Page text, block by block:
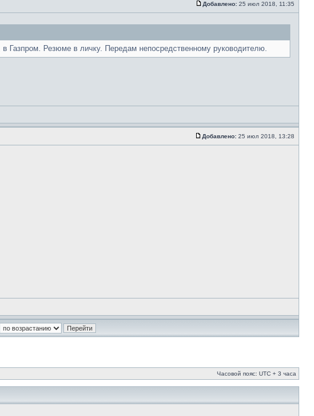
Добавлено: 25 июл 2018, 11:35
Резюме в личку. Передам непосредственному руководителю.
Добавлено: 25 июл 2018, 13:28
Часовой пояс: UTC + 3 часа